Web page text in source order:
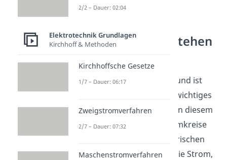
Schaltungen verstehen
Die Induktivität gehört zu
elektrischen Schaltungen und ist
besonders bei Spulen ein wichtiges
Grundthema. Du ordnest in diesem
Themenfeld Bauteile, Stromkreise
und ihre Wirkung im elektrischen
System ein. So wird klar, wie Strom,
2/2 – Dauer: 02:04
Elektrotechnik Grundlagen
Kirchhoff & Methoden
Kirchhoffsche Gesetze
1/7 – Dauer: 06:17
Zweigstromverfahren
2/7 – Dauer: 07:32
Maschenstromverfahren